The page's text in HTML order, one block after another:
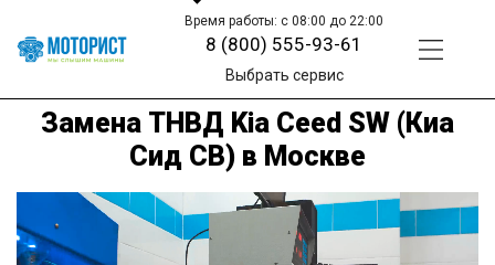
Время работы: с 08:00 до 22:00
8 (800) 555-93-61
Выбрать сервис
Замена ТНВД Kia Ceed SW (Киа
Сид СВ) в Москве